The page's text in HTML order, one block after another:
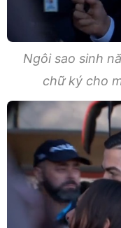
Ngôi sao sinh
chữ ký cho